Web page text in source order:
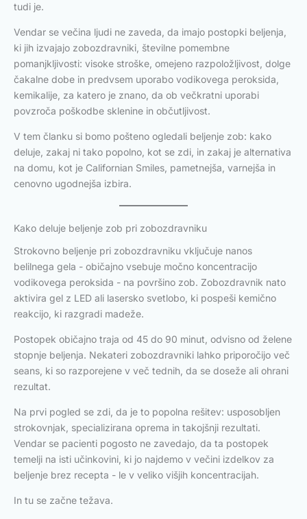
tudi je.
Vendar se večina ljudi ne zaveda, da imajo postopki beljenja,
ki jih izvajajo zobozdravniki, številne pomembne
pomanjkljivosti: visoke stroške, omejeno razpoložljivost, dolge
čakalne dobe in predvsem uporabo vodikovega peroksida,
kemikalije, za katero je znano, da ob večkratni uporabi
povzroča poškodbe sklenine in občutljivost.
V tem članku si bomo pošteno ogledali beljenje zob: kako
deluje, zakaj ni tako popolno, kot se zdi, in zakaj je alternativa
na domu, kot je Californian Smiles, pametnejša, varnejša in
cenovno ugodnejša izbira.
Kako deluje beljenje zob pri zobozdravniku
Strokovno beljenje pri zobozdravniku vključuje nanos
belilnega gela - običajno vsebuje močno koncentracijo
vodikovega peroksida - na površino zob. Zobozdravnik nato
aktivira gel z LED ali lasersko svetlobo, ki pospeši kemično
reakcijo, ki razgradi madeže.
Postopek običajno traja od 45 do 90 minut, odvisno od želene
stopnje beljenja. Nekateri zobozdravniki lahko priporočijo več
seans, ki so razporejene v več tednih, da se doseže ali ohrani
rezultat.
Na prvi pogled se zdi, da je to popolna rešitev: usposobljen
strokovnjak, specializirana oprema in takojšnji rezultati.
Vendar se pacienti pogosto ne zavedajo, da ta postopek
temelji na isti učinkovini, ki jo najdemo v večini izdelkov za
beljenje brez recepta - le v veliko višjih koncentracijah.
In tu se začne težava.